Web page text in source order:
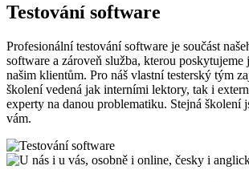
Testování software
Profesionální testování software je součást
software a zároveň služba, kterou poskytujeme
našim klientům. Pro náš vlastní testerský tým
školení vedená jak interními lektory, tak i
experty na danou problematiku. Stejná školení
vám.